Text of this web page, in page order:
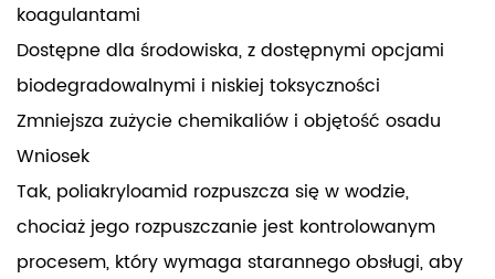
koagulantami
Dostępne dla środowiska, z dostępnymi opcjami
biodegradowalnymi i niskiej toksyczności
Zmniejsza zużycie chemikaliów i objętość osadu
Wniosek
Tak, poliakryloamid rozpuszcza się w wodzie,
chociaż jego rozpuszczanie jest kontrolowanym
procesem, który wymaga starannego obsługi, aby